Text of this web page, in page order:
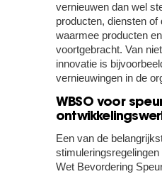
vernieuwen dan wel
producten, diensten
waarmee producten
voortgebracht. Van
innovatie is
vernieuwingen in de
WBSO voor
Een van de
Wet Bevordering